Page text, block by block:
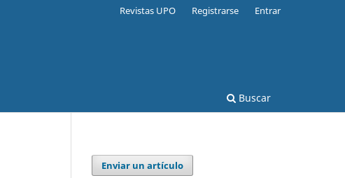
Buscar
Revistas UPO Registrarse Entrar
Enviar un artículo